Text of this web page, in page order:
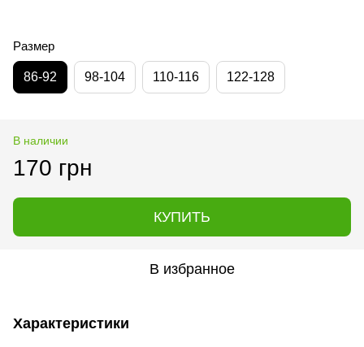
Размер
86-92 98-104 110-116 122-128
В наличии
170 грн
КУПИТЬ
В избранное
Характеристики